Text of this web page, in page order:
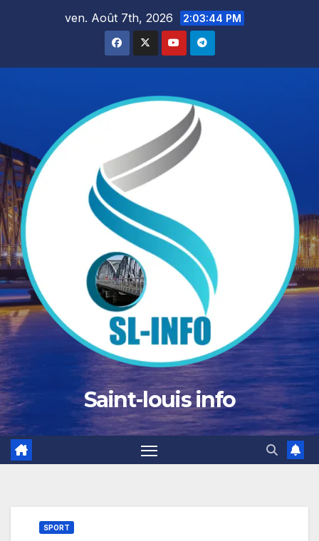
ven. Août 7th, 2026 2:03:45 PM
Saint-louis info
SPORT